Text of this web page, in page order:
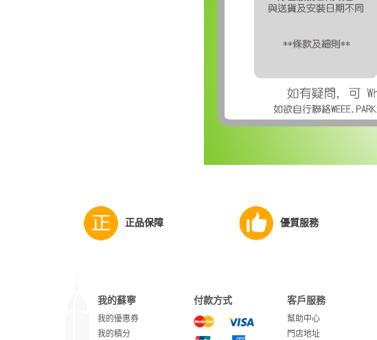
正品保障 優質服務
我的蘇寧
我的優惠券
我的積分
付款方式 客戶服務
幫助中心
門店地址